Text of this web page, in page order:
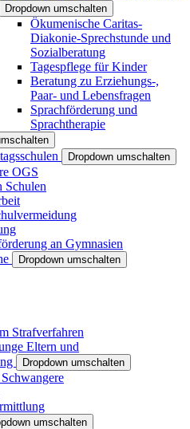
Dropdown umschalten
Ökumenische Caritas-
Diakonie-Sprechstunde und
Sozialberatung
Tagespflege für Kinder
Beratung zu Erziehungs-,
Paar- und Lebensfragen
Sprachförderung und
Sprachtherapie
Dropdown umschalten
OGS
Schulen
an Gymnasien
Dropdown umschalten
Strafverfahren
Eltern und
Dropdown umschalten
umschalten